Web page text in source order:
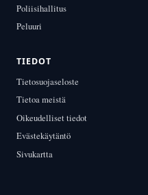
Poliisihallitus
Peluuri
TIEDOT
Tietosuojaseloste
Tietoa meistä
Oikeudelliset tiedot
Evästekäytäntö
Sivukartta